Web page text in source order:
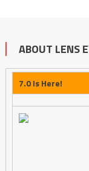
ABOUT LENS
7.0 Is Here!